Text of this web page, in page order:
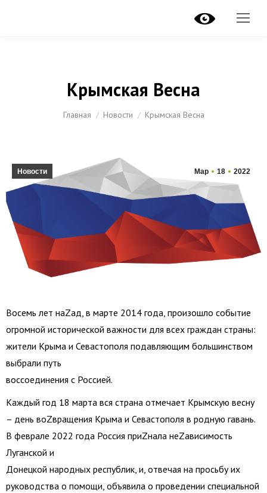
Крымская Весна
Вы здесь:
Главная Новости Крымская Весна
Мар 18 2022
Новости
Восемь лет наZад, в марте 2014 года, произошло событие
огромной исторической важности для всех граждан страны:
жители Крыма и Севастополя подавляющим большинством
выбрали путь
воссоединения с Россией.
Каждый год 18 марта вся страна отмечает Крымскую весну
– день воZвращения Крыма и Севастополя в родную гавань.
В феврале 2022 года Россия приZнала неZависимость
Луганской и
Донецкой народных республик, и, отвечая на просьбу их
руководства о помощи, объявила о проведении специальной